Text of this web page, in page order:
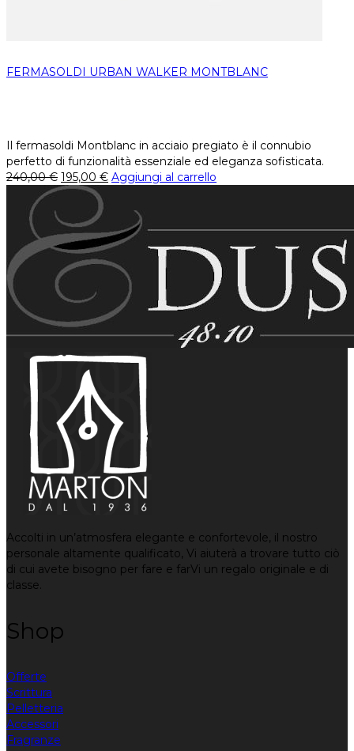
FERMASOLDI URBAN WALKER MONTBLANC
Il fermasoldi Montblanc in acciaio pregiato è il connubio
perfetto di funzionalità essenziale ed eleganza sofisticata.
240,00€ 195,00 € Aggiungi al carrello
Accolti in un’atmosfera elegante e confortevole, il nostro
personale altamente qualificato, Vi aiuterà a trovare tutto ciò
di cui avete bisogno per fare e farVi un regalo originale e di
classe.
Shop
Offerte
Scrittura
Pelletteria
Accessori
Fragranze